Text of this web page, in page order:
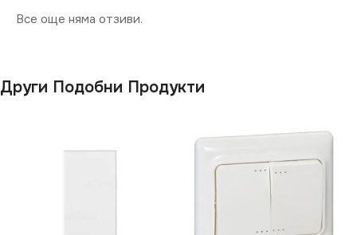
Все още няма отзиви.
Други Подобни Продукти